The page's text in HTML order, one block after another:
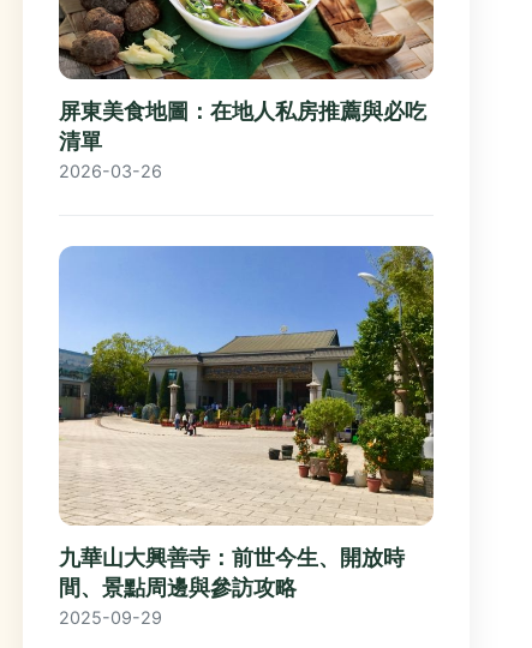
屏東美食地圖：在地人私房推薦與必吃
清單
2026-03-26
九華山大興善寺：前世今生、開放時
間、景點周邊與參訪攻略
2025-09-29